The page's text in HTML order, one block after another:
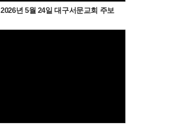
2026년 5월 24일 대구서문교회 주보